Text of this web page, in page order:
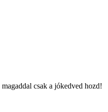
magaddal csak a jókedved hozd!